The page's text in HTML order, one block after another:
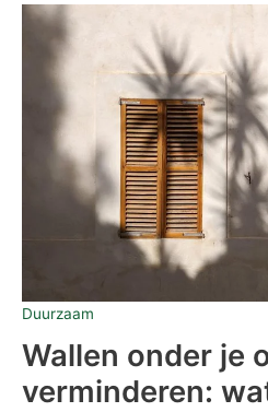
Duurzaam
Wallen onder je
verminderen:
Wallen
onder
je
verminderen:
wat
werkt
echt?